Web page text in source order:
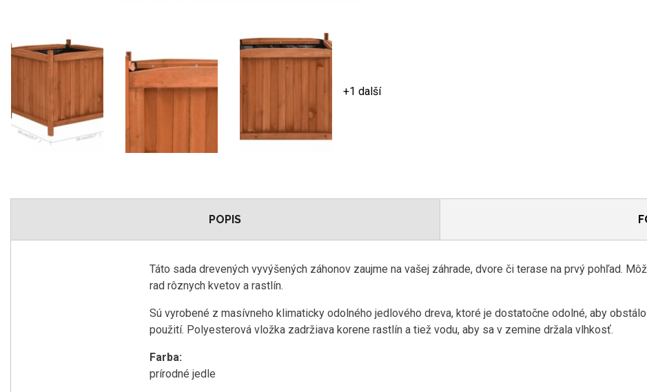
+1 další
POPIS
Táto sada drevených vyvýšených záhonov zaujme na vašej záhrade, dvore či terase na prvý pohľad.
rad rôznych kvetov a rastlín.
Sú vyrobené z masívneho klimaticky odolného jedlového dreva, ktoré je dostatočne odolné, aby
použití. Polyesterová vložka zadržiava korene rastlín a tiež vodu, aby sa v zemine držala vlhkosť.
Farba:
prírodné jedle